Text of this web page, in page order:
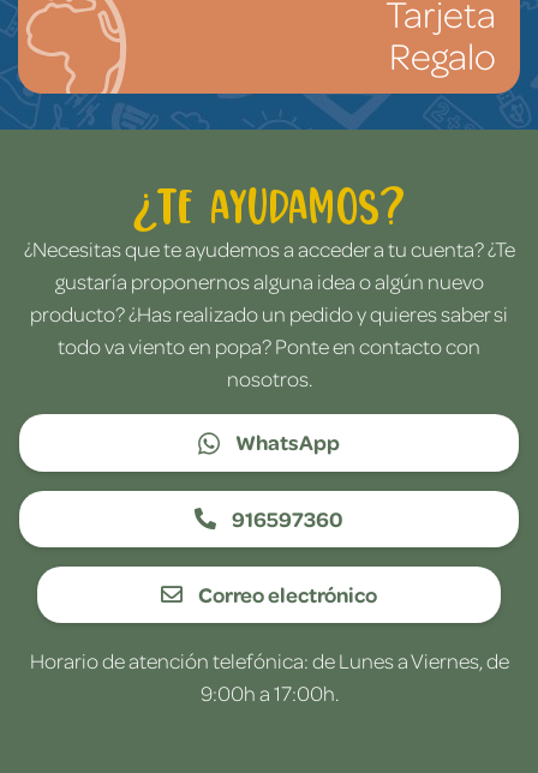
Tarjeta
Regalo
¿Te ayudamos?
¿Necesitas que te ayudemos a acceder a tu cuenta? ¿Te
gustaría proponernos alguna idea o algún nuevo
producto? ¿Has realizado un pedido y quieres saber si
todo va viento en popa? Ponte en contacto con
nosotros.
WhatsApp
916597360
Correo electrónico
Horario de atención telefónica: de Lunes a Viernes, de
9:00h a 17:00h.